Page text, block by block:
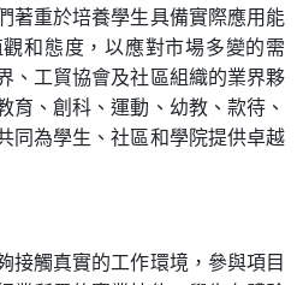
著重於培養學生具備實際應用能
和態度，以應對市場多變的需
、工貿協會及社區組織的業界夥
育、創科、運動、幼教、款待、
同為學生、社區和學院提供卓越
接觸真實的工作環境，參與項目